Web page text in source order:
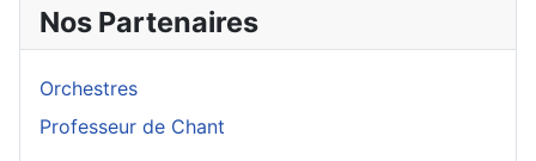
Nos Partenaires
Orchestres
Professeur de Chant